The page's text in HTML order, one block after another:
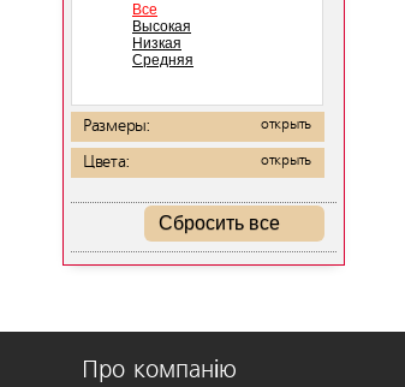
Все
Высокая
Низкая
Средняя
Размеры: открыть
Цвета: открыть
Сбросить все
Про компанію